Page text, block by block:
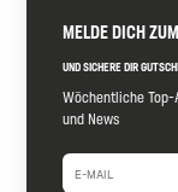
MELDE DICH
UND SICHERE DIR
Wöchentliche
und News